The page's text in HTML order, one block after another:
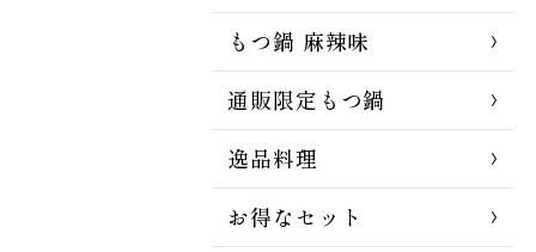
もつ鍋 麻辣味
通販限定もつ鍋
逸品料理
お得なセット